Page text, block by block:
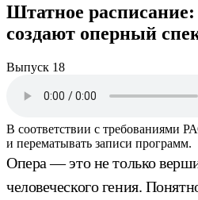
Штатное расписание:
создают оперный
Выпуск 18
В соответствии с требованиями
и перематывать записи программ.
Опера — это не только
человеческого гения.